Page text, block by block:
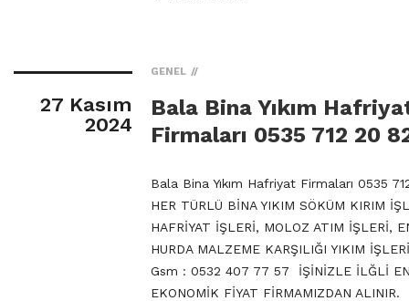
27 Kasım
2024
GENEL
Bala Bina Yıkım
Firmaları 0535 712 20
Bala Bina Yıkım Hafriyat Firmaları 0535
HER TÜRLÜ BİNA YIKIM SÖKÜM KIRIM
HAFRİYAT İŞLERİ, MOLOZ ATIM İŞLERİ,
HURDA MALZEME KARŞILIĞI YIKIM
Gsm : 0532 407 77 57 İŞİNİZLE İLĞLİ EN
EKONOMİK FİYAT FİRMAMIZDAN ALINIR.